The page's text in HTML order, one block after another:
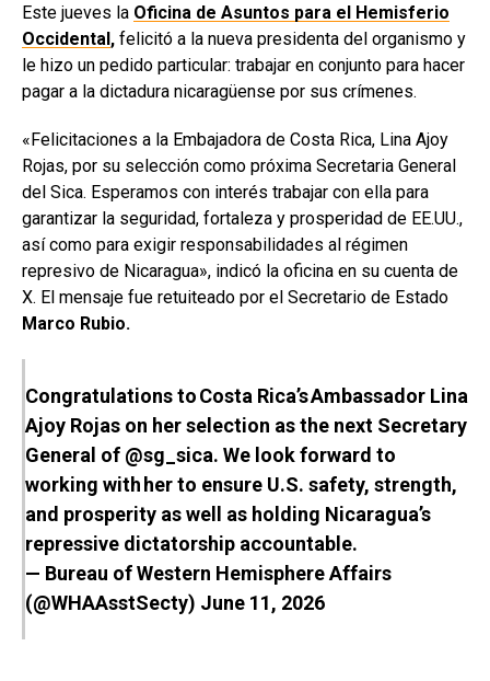
Este jueves la Oficina de Asuntos para el Hemisferio
Occidental, felicitó a la nueva presidenta del organismo y
le hizo un pedido particular: trabajar en conjunto para hacer
pagar a la dictadura nicaragüense por sus crímenes.
«Felicitaciones a la Embajadora de Costa Rica, Lina Ajoy
Rojas, por su selección como próxima Secretaria General
del Sica. Esperamos con interés trabajar con ella para
garantizar la seguridad, fortaleza y prosperidad de EE.UU.,
así como para exigir responsabilidades al régimen
represivo de Nicaragua», indicó la oficina en su cuenta de
X. El mensaje fue retuiteado por el Secretario de Estado
Marco Rubio.
Congratulations to Costa Rica’s Ambassador Lina
Ajoy Rojas on her selection as the next Secretary
General of @sg_sica. We look forward to
working with her to ensure U.S. safety, strength,
and prosperity as well as holding Nicaragua’s
repressive dictatorship accountable.
— Bureau of Western Hemisphere Affairs
(@WHAAsstSecty) June 11, 2026